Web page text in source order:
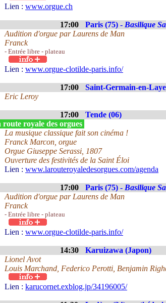
Lien : www.orgue.ch
17:00 Paris (75) - Basilique
Audition d'orgue par Laurens de Man
Franck
- Entrée libre - plateau
Lien : www.orgue-clotilde-paris.info/
17:00 Saint-Germain-en-
Eric Leroy
17:00 Tende (06)
royale des orgues
La musique classique fait son cinéma !
Franck Marcon, orgue
Orgue Giuseppe Serassi, 1807
Ouverture des festivités de la Saint Éloi
Lien : www.larouteroyaledesorgues.com/agenda
17:00 Paris (75) - Basilique
Audition d'orgue par Laurens de Man
Franck
- Entrée libre - plateau
Lien : www.orgue-clotilde-paris.info/
14:30 Karuizawa (Japon)
Lionel Avot
Louis Marchand, Federico Perotti, Benjamin
Lien : karucornet.exblog.jp/34196005/